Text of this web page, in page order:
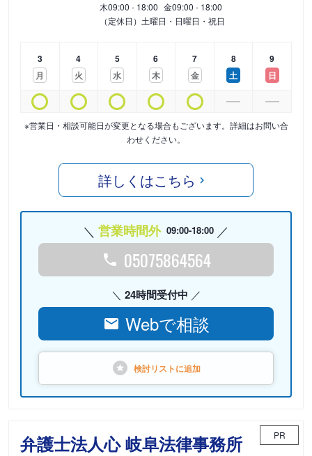
木09:00 - 18:00 金09:00 - 18:00
（定休日）土曜日・日曜日・祝日
3
月
4
火
5
水
6
木
7
金
8
土
9
日
※営業日・相談可能日が変更となる場合もございます。詳細はお問い合
わせください。
詳しくはこちら
営業時間外 09:00-18:00
05075864564
24時間受付中
Webで相談
検討リストに追加
弁護士法人心 岐阜法律事務所 PR